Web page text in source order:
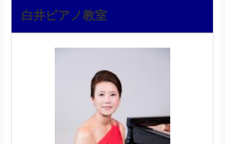
白井ピアノ教室